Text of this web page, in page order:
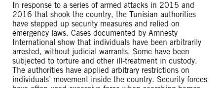
In response to a series of armed attacks in 2015 and
2016 that shook the country, the Tunisian authorities
have stepped up security measures and relied on
emergency laws. Cases documented by Amnesty
International show that individuals have been arbitrarily
arrested, without judicial warrants. Some have been
subjected to torture and other ill-treatment in custody.
The authorities have applied arbitrary restrictions on
individuals’ movement inside the country. Security forces